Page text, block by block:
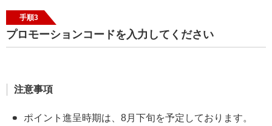
手順3
プロモーションコードを入力してください
注意事項
ポイント進呈時期は、8月下旬を予定しております。